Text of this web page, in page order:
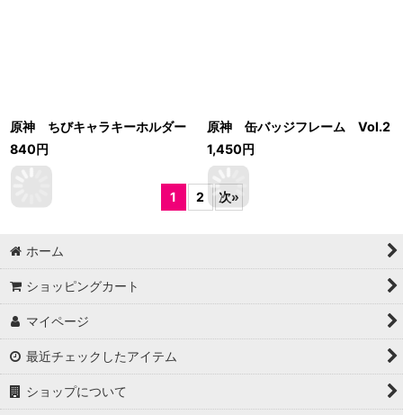
原神 ちびキャラキーホルダー
840円
原神 缶バッジフレーム Vol.2
1,450円
1 2 次»
ホーム
ショッピングカート
マイページ
最近チェックしたアイテム
ショップについて